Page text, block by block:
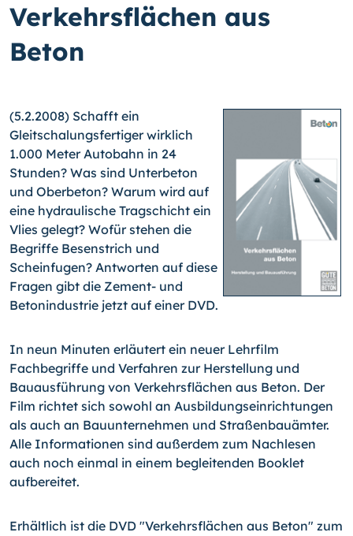
Verkehrsflächen aus
Beton
(5.2.2008) Schafft ein
Gleitschalungsfertiger wirklich
1.000 Meter Autobahn in 24
Stunden? Was sind Unterbeton
und Oberbeton? Warum wird auf
eine hydraulische Tragschicht ein
Vlies gelegt? Wofür stehen die
Begriffe Besenstrich und
Scheinfugen? Antworten auf diese
Fragen gibt die Zement- und
Betonindustrie jetzt auf einer DVD.
In neun Minuten erläutert ein neuer Lehrfilm
Fachbegriffe und Verfahren zur Herstellung und
Bauausführung von Verkehrsflächen aus Beton. Der
Film richtet sich sowohl an Ausbildungseinrichtungen
als auch an Bauunternehmen und Straßenbauämter.
Alle Informationen sind außerdem zum Nachlesen
auch noch einmal in einem begleitenden Booklet
aufbereitet.
Erhältlich ist die DVD "Verkehrsflächen aus Beton" zum